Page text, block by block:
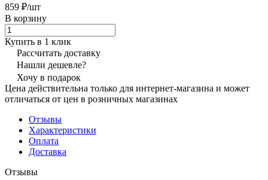
859 ₽/шт
В корзину
Купить в 1 клик
Рассчитать доставку
Нашли дешевле?
Хочу в подарок
Цена действительна только для интернет-магазина и может
отличаться от цен в розничных магазинах
Отзывы
Характеристики
Оплата
Доставка
Отзывы